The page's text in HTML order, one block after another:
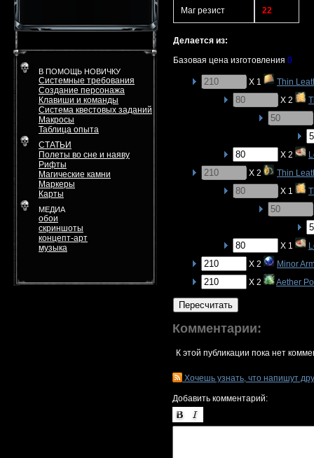
В ПОМОЩЬ НОВИЧКУ
Системные требования
Создание персонажа
Клавиши и команды
Система квестовых заданий
Макросы
Таблица опыта
СТАТЬИ
Полеты во сне и наяву
Рифты
Магические камни
Маркеры
Карты
МЕДИА
обои
скриншоты
концепт-арт
музыка
Маг резист 22
Делается из:
Базовая цена изготовления 0
X 1
Thin
X 2
X 2
X 2
Thin
X 1
X 1
X 2
Minor
X 2
Aether
Пересчитать
Комментарии:
К этой публикации пока нет
Хочешь узнать, что напишут
Добавить комментарий: